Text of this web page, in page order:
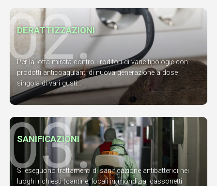
02.
DERATTIZZAZIONI
Per la lotta mirata contro i roditori di varie tipologie con
prodotti anticoagulanti di nuova generazione a dose
singola di vari gusti...
03.
SANIFICAZIONI
Si eseguono trattamenti di sanificazione antibatterici nei
luoghi richiesti (cantine, locali immondizia, cassonetti